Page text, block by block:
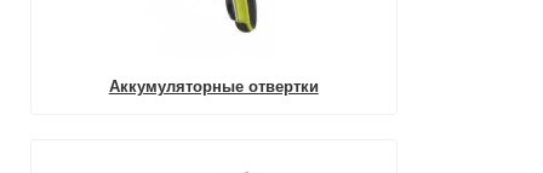
Аккумуляторные отвертки